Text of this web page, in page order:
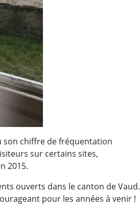
son chiffre de fréquentation
sur certains sites,
2015.
ouverts dans le canton de Vaud.
pour les années à venir !